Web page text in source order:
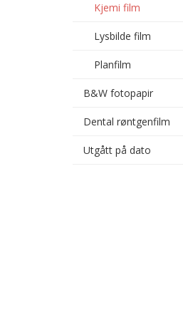
Kjemi film
Lysbilde film
Planfilm
B&W fotopapir
Dental røntgenfilm
Utgått på dato